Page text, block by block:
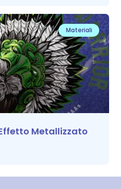
Materiali
Metallizzato